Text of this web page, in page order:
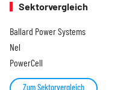
Sektorvergleich
Ballard Power Systems
Nel
PowerCell
Zum Sektorvergleich